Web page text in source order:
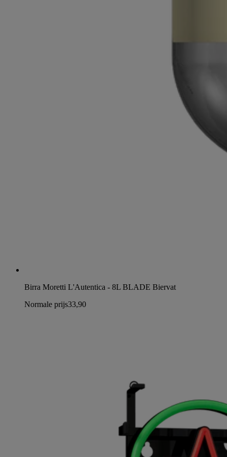
Birra Moretti L'Autentica - 8L BLADE Biervat
Normale prijs33,90